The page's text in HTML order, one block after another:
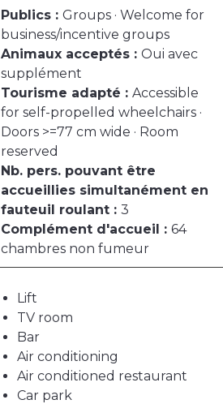
Publics : Groups · Welcome for
business/incentive groups
Animaux acceptés : Oui avec
supplément
Tourisme adapté : Accessible
for self-propelled wheelchairs ·
Doors >=77 cm wide · Room
reserved
Nb. pers. pouvant être
accueillies simultanément en
fauteuil roulant : 3
Complément d'accueil : 64
chambres non fumeur
Lift
TV room
Bar
Air conditioning
Air conditioned restaurant
Car park